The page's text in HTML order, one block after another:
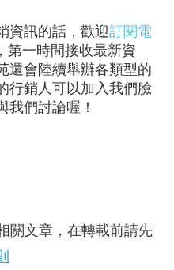
資訊的話，歡迎訂閱電
，第一時間接收最新資
還會陸續舉辦各類型的
行銷人可以加入我們臉
我們討論喔！
關文章，在轉載前請先